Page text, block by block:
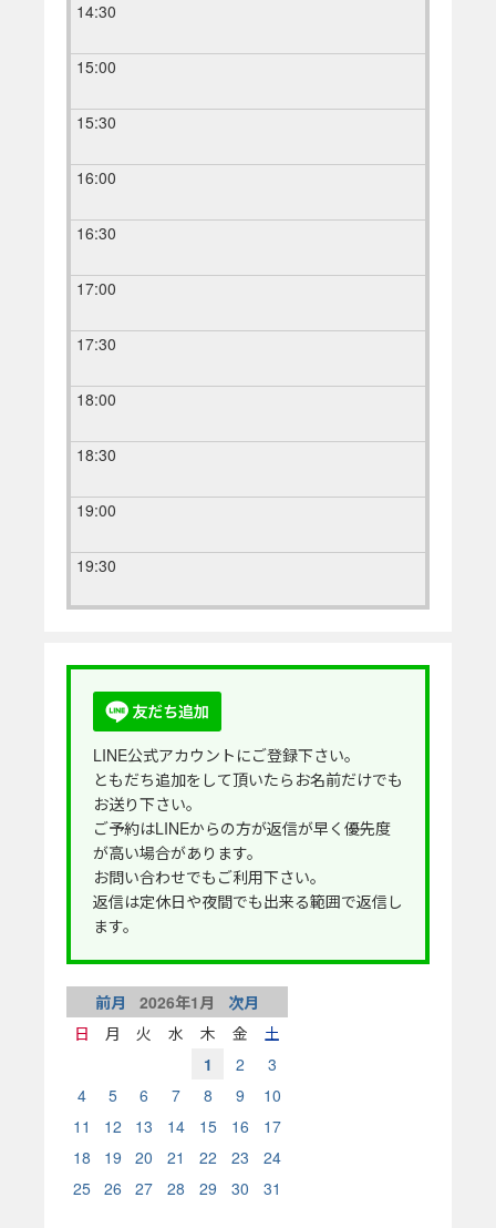
14:30
15:00
15:30
16:00
16:30
17:00
17:30
18:00
18:30
19:00
19:30
LINE公式アカウントにご登録下さい。
ともだち追加をして頂いたらお名前だけでも
お送り下さい。
ご予約はLINEからの方が返信が早く優先度
が高い場合があります。
お問い合わせでもご利用下さい。
返信は定休日や夜間でも出来る範囲で返信し
ます。
前月 2026年1月
次月
日
月 火 水 木 金
土
1
2
3
4
5 6 7 8 9
10
11
12 13 14 15 16
17
18
19 20 21 22 23
24
25 26 27 28 29 30 31